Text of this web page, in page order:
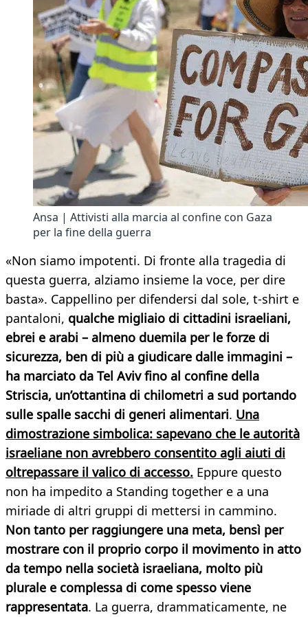
Ansa | Attivisti alla marcia al confine con Gaza
per la fine della guerra
«Non siamo impotenti. Di fronte alla tragedia di
questa guerra, alziamo insieme la voce, per dire
basta». Cappellino per difendersi dal sole, t-shirt e
pantaloni, qualche migliaio di cittadini israeliani,
ebrei e arabi – almeno duemila per le forze di
sicurezza, ben di più a giudicare dalle immagini –
ha marciato da Tel Aviv fino al confine della
Striscia, un’ottantina di chilometri a sud portando
sulle spalle sacchi di generi alimentari. Una
dimostrazione simbolica: sapevano che le autorità
israeliane non avrebbero consentito agli aiuti di
oltrepassare il valico di accesso. Eppure questo
non ha impedito a Standing together e a una
miriade di altri gruppi di mettersi in cammino.
Non tanto per raggiungere una meta, bensì per
mostrare con il proprio corpo il movimento in atto
da tempo nella società israeliana, molto più
plurale e complessa di come spesso viene
rappresentata. La guerra, drammaticamente, ne